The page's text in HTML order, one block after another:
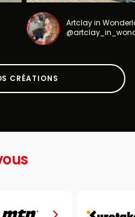
Artclay in
CRÉATIONS